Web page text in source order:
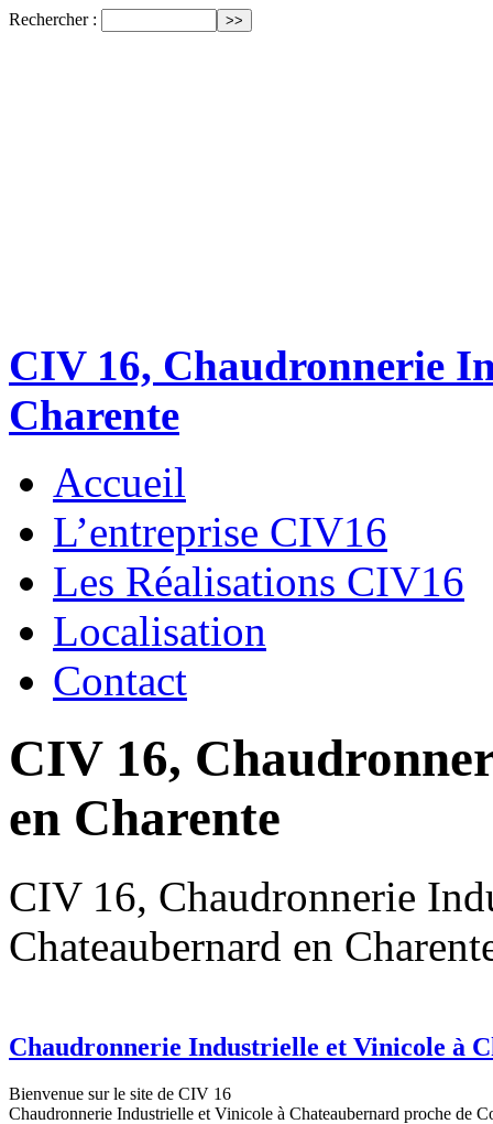
Rechercher :
CIV 16, Chaudronnerie
Charente
Accueil
L’entreprise CIV16
Les Réalisations CIV16
Localisation
Contact
CIV 16,
en Charente
CIV 16, Chaudronnerie
Chateaubernard en
Chaudronnerie Industrielle et Vinicole à
Bienvenue sur le site de CIV 16
Chaudronnerie Industrielle et Vinicole à Chateaubernard proche de